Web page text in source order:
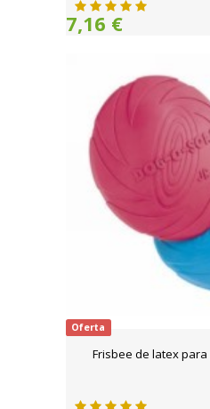
7,16 €
Oferta
Frisbee de latex